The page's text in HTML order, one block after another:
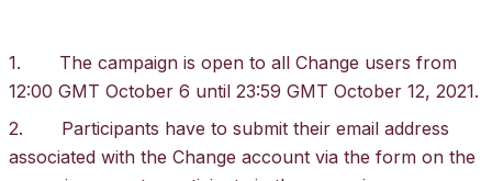
1. The campaign is open to all Change users from
12:00 GMT October 6 until 23:59 GMT October 12, 2021.
2. Participants have to submit their email address
associated with the Change account via the form on the